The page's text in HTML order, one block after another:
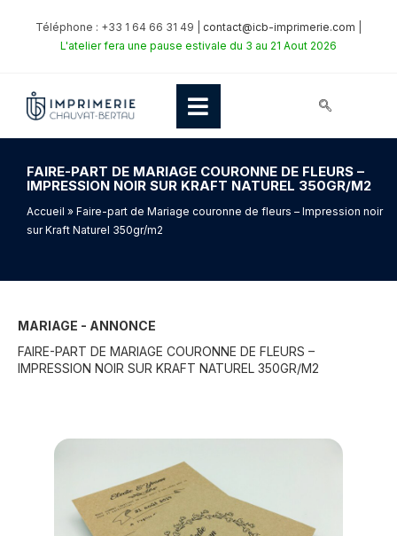
Téléphone : +33 1 64 66 31 49 | contact@icb-imprimerie.com
L'atelier fera une pause estivale du 3 au 21 Aout 2026
FAIRE-PART DE MARIAGE COURONNE DE FLEURS –
IMPRESSION NOIR SUR KRAFT NATUREL 350GR/M2
Accueil » Faire-part de Mariage couronne de fleurs – Impression noir
sur Kraft Naturel 350gr/m2
MARIAGE - ANNONCE
FAIRE-PART DE MARIAGE COURONNE DE FLEURS –
IMPRESSION NOIR SUR KRAFT NATUREL 350GR/M2